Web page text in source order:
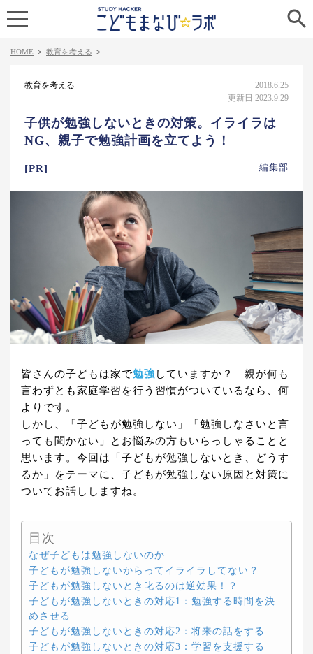

HOME > 教育を考える >
教育を考える
2018.6.25
更新日 2023.9.29
子供が勉強しないときの対策。イライラは
NG、親子で勉強計画を立てよう！
[PR] 編集部
皆さんの子どもは家で勉強 していますか？ 親が何も
言わずとも家庭学習を行う習慣がついているなら、何
よりです。
しかし、「子どもが勉強しない」「勉強しなさいと言
っても聞かない」とお悩みの方もいらっしゃることと
思います。今回は「子どもが勉強しないとき、どうす
るか」をテーマに、子どもが勉強しない原因と対策に
ついてお話ししますね。
目次
なぜ子どもは勉強しないのか
子どもが勉強しないからってイライラしてない？
子どもが勉強しないとき叱るのは逆効果！？
子どもが勉強しないときの対応1：勉強する時間を決
めさせる
子どもが勉強しないときの対応2：将来の話をする
子どもが勉強しないときの対応3：学習を支援する